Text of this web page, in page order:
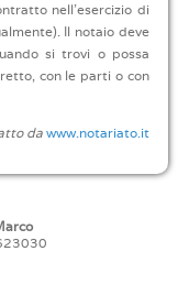
nell'esercizio di
Il notaio deve
si trovi o possa
con le parti o con
da www.notariato.it